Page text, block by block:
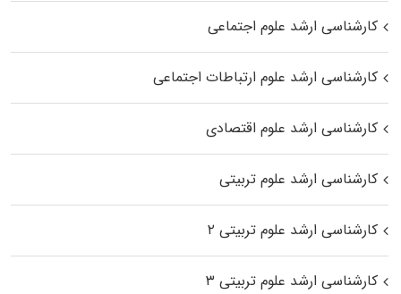
کارشناسی ارشد علوم اجتماعی
کارشناسی ارشد علوم ارتباطات اجتماعی
کارشناسی ارشد علوم اقتصادی
کارشناسی ارشد علوم تربیتی
کارشناسی ارشد علوم تربیتی ۲
کارشناسی ارشد علوم تربیتی ۳